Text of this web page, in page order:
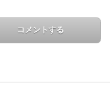
コメントする